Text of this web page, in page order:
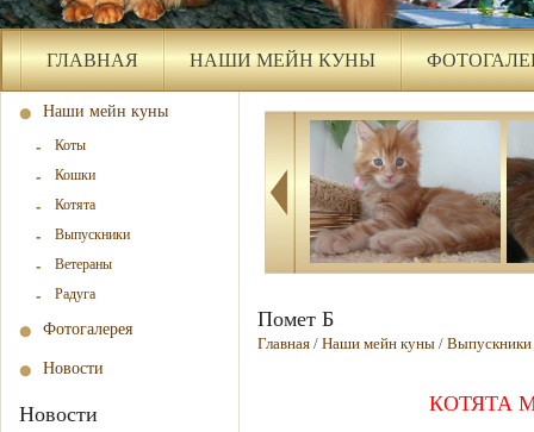
ГЛАВНАЯ НАШИ МЕЙН КУНЫ
Наши мейн куны
Коты
Кошки
Котята
Выпускники
Ветераны
Радуга
Фотогалерея
Новости
Новости
Помет Б
Главная / Наши мейн куны / Выпускники
КОТЯТА